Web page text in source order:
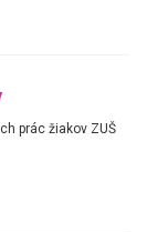
prác žiakov ZUŠ